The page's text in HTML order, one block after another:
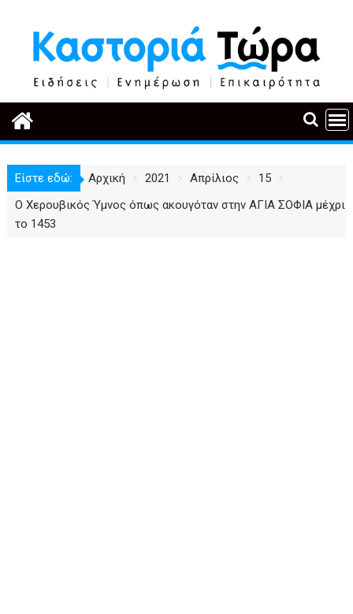
περιεχόμενο
Είστε εδώ: Αρχική 2021 Απρίλιος
15
Ο Χερουβικός Ύμνος όπως ακουγόταν στην ΑΓΙΑ ΣΟΦΙΑ μέχρι
το 1453